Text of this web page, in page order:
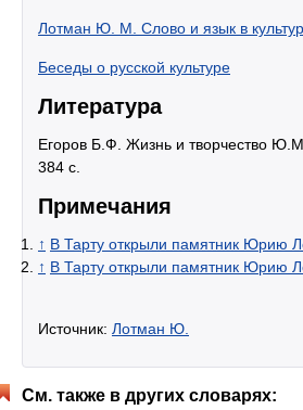
Лотман Ю. М. Слово и язык в
Беседы о русской культуре
Литература
Егоров Б.Ф. Жизнь и творчество
384 с.
Примечания
↑ В Тарту открыли памятник Юрию
↑ В Тарту открыли памятник Юрию
Источник: Лотман Ю.
См. также в других словарях: